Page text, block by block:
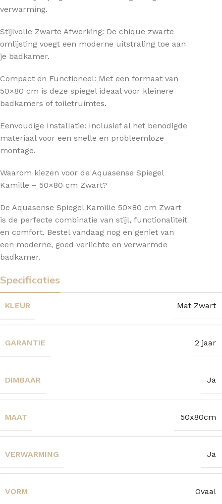
verwarming.
Stijlvolle Zwarte Afwerking: De chique zwarte
omlijsting voegt een moderne uitstraling toe aan
je badkamer.
Compact en Functioneel: Met een formaat van
50×80 cm is deze spiegel ideaal voor kleinere
badkamers of toiletruimtes.
Eenvoudige Installatie: Inclusief al het benodigde
materiaal voor een snelle en probleemloze
montage.
Waarom kiezen voor de Aquasense Spiegel
Kamille – 50×80 cm Zwart?
De Aquasense Spiegel Kamille 50×80 cm Zwart
is de perfecte combinatie van stijl, functionaliteit
en comfort. Bestel vandaag nog en geniet van
een moderne, goed verlichte en verwarmde
badkamer.
Specificaties
KLEUR Mat Zwart
GARANTIE 2 jaar
DIMBAAR Ja
MAAT 50x80cm
VERWARMING Ja
VORM Ovaal